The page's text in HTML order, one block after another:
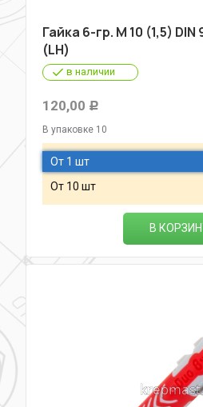
Гайка 6-гр. М 10 (1,5)
(LH)
в наличии
120,00 Р
В упаковке 10
От 1 шт
От 10 шт
В